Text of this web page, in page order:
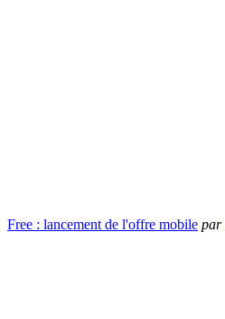
Free : lancement de l'offre mobile par